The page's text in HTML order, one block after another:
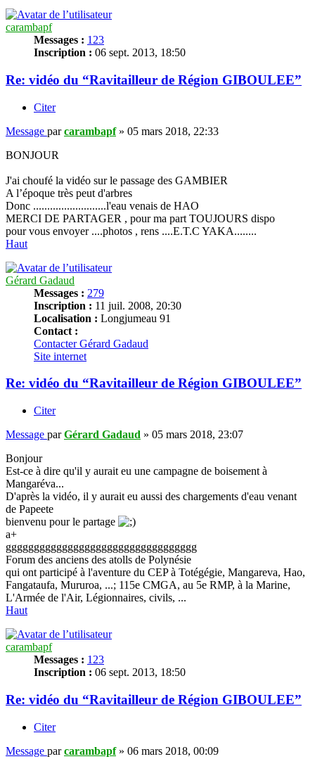
carambapf
Messages : 123
Inscription : 06 sept. 2013, 18:50
Re: vidéo du “Ravitailleur de Région GIBOULEE”
Citer
Message parcarambapf» 05 mars 2018, 22:33
BONJOUR
J'ai choufé la vidéo sur le passage des GAMBIER
A l’époque très peut d'arbres
Donc ..........................l'eau venais de HAO
MERCI DE PARTAGER , pour ma part TOUJOURS dispo
pour vous envoyer ....photos , rens ....E.T.C YAKA........
Haut
Gérard Gadaud
Messages : 279
Inscription : 11 juil. 2008, 20:30
Localisation : Longjumeau 91
Contact :
Contacter Gérard Gadaud
Site internet
Re: vidéo du “Ravitailleur de Région GIBOULEE”
Citer
Message parGérard Gadaud » 05 mars 2018, 23:07
Bonjour
Est-ce à dire qu'il y aurait eu une campagne de boisement à
Mangaréva...
D'après la vidéo, il y aurait eu aussi des chargements d'eau venant
de Papeete
bienvenu pour le partage
a+
gggggggggggggggggggggggggggggggggg
Forum des anciens des atolls de Polynésie
qui ont participé à l'aventure du CEP à Totégégie, Mangareva, Hao,
Fangataufa, Mururoa, ...; 115e CMGA, au 5e RMP, à la Marine,
L'Armée de l'Air, Légionnaires, civils, ...
Haut
carambapf
Messages : 123
Inscription : 06 sept. 2013, 18:50
Re: vidéo du “Ravitailleur de Région GIBOULEE”
Citer
Message parcarambapf» 06 mars 2018, 00:09